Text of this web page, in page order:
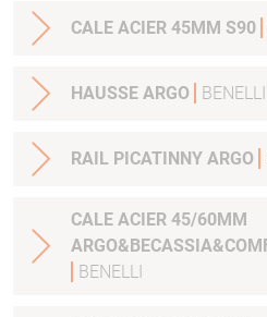
CALE ACIER 45MM S90
HAUSSE ARGO BENELLI
RAIL PICATINNY ARGO
CALE ACIER 45/60MM
BENELLI